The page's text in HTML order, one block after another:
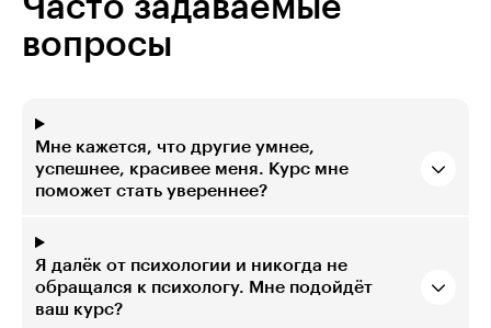
Часто задаваемые
вопросы
Мне кажется, что другие умнее,
успешнее, красивее меня. Курс мне
поможет стать увереннее?
Я далёк от психологии и никогда не
обращался к психологу. Мне подойдёт
ваш курс?